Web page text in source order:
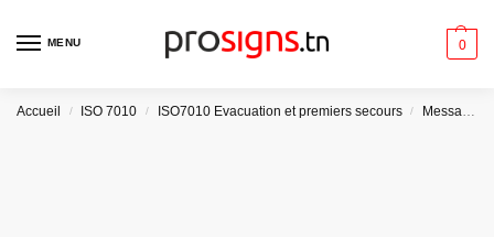
MENU 0
Accueil / ISO 7010 / ISO7010 Evacuation et premiers secours / Message AR/FR